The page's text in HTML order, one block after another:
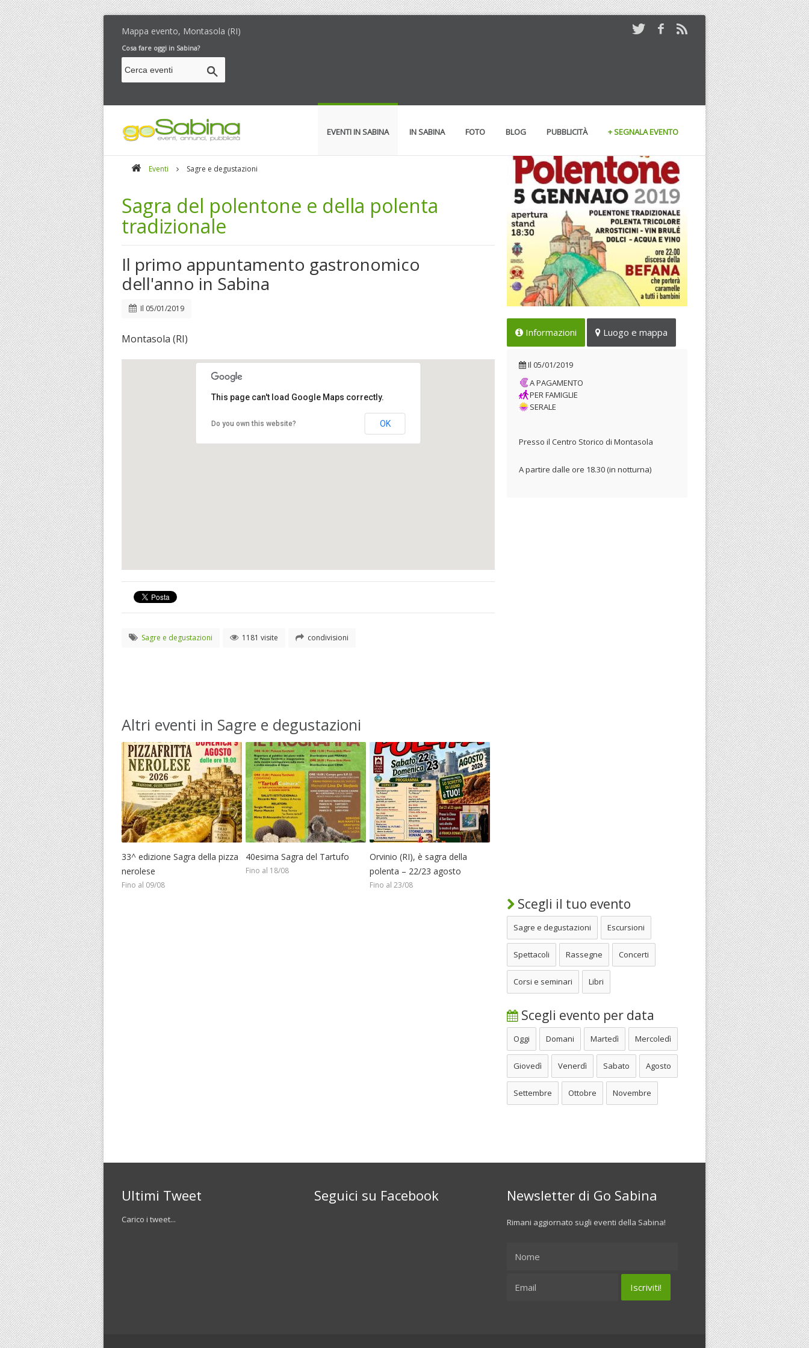
Mappa evento, Montasola (RI)
Cosa fare oggi in Sabina?
EVENTI IN SABINA IN SABINA FOTO BLOG PUBBLICITÀ + SEGNALA EVENTO
Eventi Sagre e degustazioni
Sagra del polentone e della polenta
tradizionale
Il primo appuntamento gastronomico
dell'anno in Sabina
Il 05/01/2019
Montasola (RI)
This page can't load Google Maps correctly.
Do you own this website? OK
Sagre e degustazioni 1181 visite condivisioni
Altri eventi in Sagre e degustazioni
33^ edizione Sagra della pizza
nerolese
Fino al 09/08
40esima Sagra del Tartufo
Fino al 18/08
Orvinio (RI), è sagra della
polenta – 22/23 agosto
Fino al 23/08
Il primo appuntamento
gastronomico dell'anno in Sabina
Il 05/01/2019
Informazioni Luogo e mappa
Il 05/01/2019
A PAGAMENTO
PER FAMIGLIE
SERALE
Presso il Centro Storico di Montasola
A partire dalle ore 18.30 (in notturna)
Scegli il tuo evento
Sagre e degustazioni Escursioni
Spettacoli Rassegne Concerti
Corsi e seminari Libri
Scegli evento per data
Oggi Domani Martedì Mercoledì
Giovedì Venerdì Sabato Agosto
Settembre Ottobre Novembre
Ultimi Tweet
Carico i tweet...
Seguici su Facebook Newsletter di Go Sabina
Rimani aggiornato sugli eventi della Sabina!